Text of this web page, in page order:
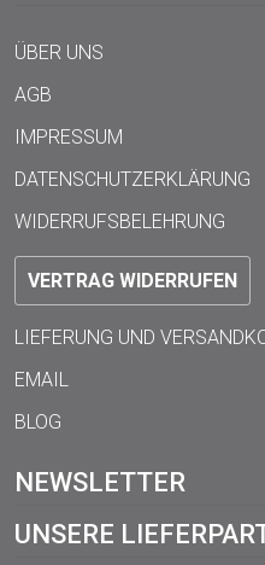
ÜBER UNS
AGB
IMPRESSUM
DATENSCHUTZERKLÄRUNG
WIDERRUFSBELEHRUNG
VERTRAG WIDERRUFEN
LIEFERUNG UND
EMAIL
BLOG
NEWSLETTER
UNSERE